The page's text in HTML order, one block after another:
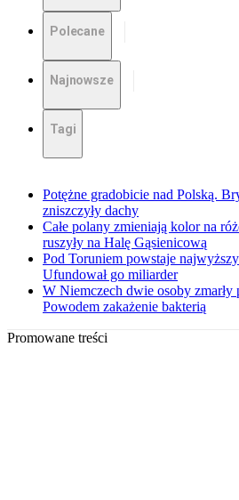
Polecane
Najnowsze
Tagi
Potężne gradobicie nad Polską.
zniszczyły dachy
Całe polany zmieniają kolor na
ruszyły na Halę Gąsienicową
Pod Toruniem powstaje
Ufundował go miliarder
W Niemczech dwie osoby zmarły
Powodem zakażenie bakterią
Promowane treści